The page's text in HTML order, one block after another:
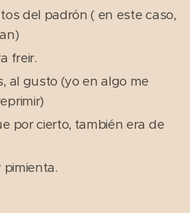
del padrón ( en este caso,
freir.
al gusto (yo en algo me
por cierto, también era de
pimienta.